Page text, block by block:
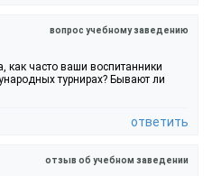
вопрос учебному заведению
как часто ваши воспитанники
турнирах? Бывают ли
ответить
отзыв об учебном заведении